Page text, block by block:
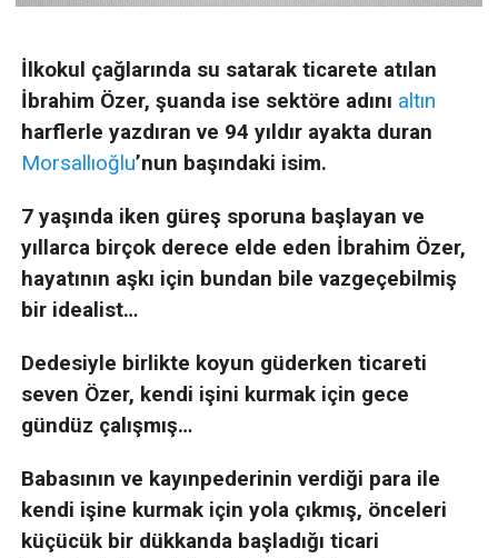
İlkokul çağlarında su satarak ticarete atılan
İbrahim Özer, şuanda ise sektöre adını altın
harflerle yazdıran ve 94 yıldır ayakta duran
Morsallıoğlu’nun başındaki isim.
7 yaşında iken güreş sporuna başlayan ve
yıllarca birçok derece elde eden İbrahim Özer,
hayatının aşkı için bundan bile vazgeçebilmiş
bir idealist…
Dedesiyle birlikte koyun güderken ticareti
seven Özer, kendi işini kurmak için gece
gündüz çalışmış…
Babasının ve kayınpederinin verdiği para ile
kendi işine kurmak için yola çıkmış, önceleri
küçücük bir dükkanda başladığı ticari